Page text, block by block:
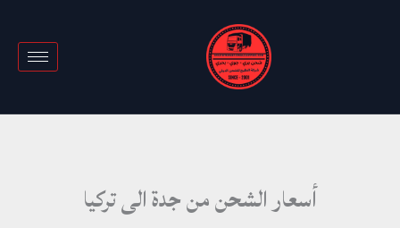
أسعار الشحن من جدة الى تركيا